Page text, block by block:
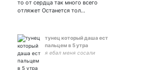
то от сердца так много всего
отляжет Останется тол…
тунец который даша ест
пальцем в 5 утра
я ебал меня сосали